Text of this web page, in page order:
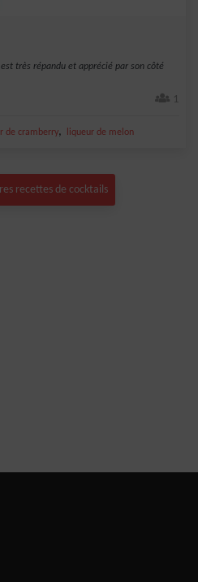
très répandu et apprécié par son côté
1
de cramberry, liqueur de melon
recettes de cocktails